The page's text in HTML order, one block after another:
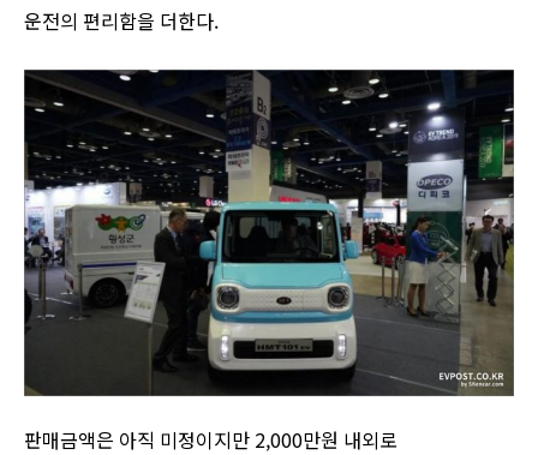
운전의 편리함을 더한다.
판매금액은 아직 미정이지만 2,000만원 내외로